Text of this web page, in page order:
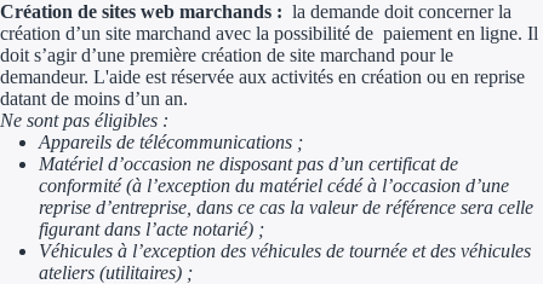
Couvertures
Aides Nationales
Nos tarifs
Création de sites web marchands : la demande doit concerner la
création d’un site marchand avec la possibilité de paiement en ligne. Il
doit s’agir d’une première création de site marchand pour le
demandeur. L'aide est réservée aux activités en création ou en reprise
datant de moins d’un an.
Ne sont pas éligibles :
Appareils de télécommunications ;
Matériel d’occasion ne disposant pas d’un certificat de
conformité (à l’exception du matériel cédé à l’occasion d’une
reprise d’entreprise, dans ce cas la valeur de référence sera celle
figurant dans l’acte notarié) ;
Véhicules à l’exception des véhicules de tournée et des véhicules
ateliers (utilitaires) ;